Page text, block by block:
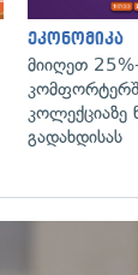
ეკონომიკა
მიიღეთ
კოლექციაზე
გადახდისას